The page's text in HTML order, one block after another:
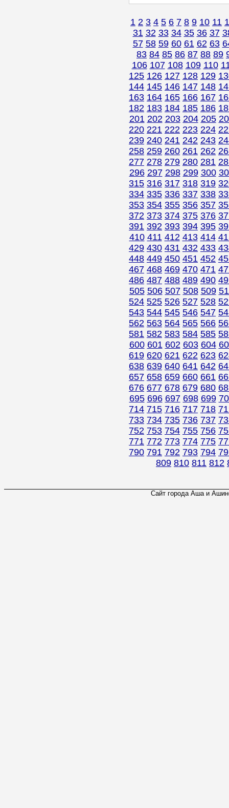
1 2 3 4 5 6 7 8 9 10 11
31 32 33 34 35 36 37
57 58 59 60 61 62 63
83 84 85 86 87 88 89
106 107 108 109 110
125 126 127 128 129
144 145 146 147 148
163 164 165 166 167
182 183 184 185 186
201 202 203 204 205
220 221 222 223 224
239 240 241 242 243
258 259 260 261 262
277 278 279 280 281
296 297 298 299 300
315 316 317 318 319
334 335 336 337 338
353 354 355 356 357
372 373 374 375 376
391 392 393 394 395
410 411 412 413 414
429 430 431 432 433
448 449 450 451 452
467 468 469 470 471
486 487 488 489 490
505 506 507 508 509
524 525 526 527 528
543 544 545 546 547
562 563 564 565 566
581 582 583 584 585
600 601 602 603 604
619 620 621 622 623
638 639 640 641 642
657 658 659 660 661
676 677 678 679 680
695 696 697 698 699
714 715 716 717 718
733 734 735 736 737
752 753 754 755 756
771 772 773 774 775
790 791 792 793 794
809 810 811 812
Сайт города Аша и